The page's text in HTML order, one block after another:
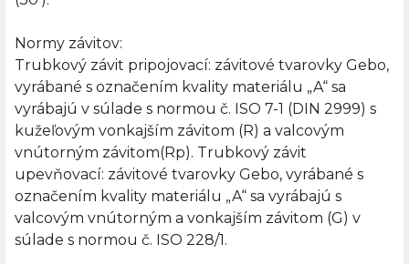
Normy závitov:
Trubkový závit pripojovací: závitové tvarovky Gebo,
vyrábané s označením kvality materiálu „A“ sa
vyrábajú v súlade s normou č. ISO 7-1 (DIN 2999) s
kužeľovým vonkajším závitom (R) a valcovým
vnútorným závitom(Rp). Trubkový závit
upevňovací: závitové tvarovky Gebo, vyrábané s
označením kvality materiálu „A“ sa vyrábajú s
valcovým vnútorným a vonkajším závitom (G) v
súlade s normou č. ISO 228/1.